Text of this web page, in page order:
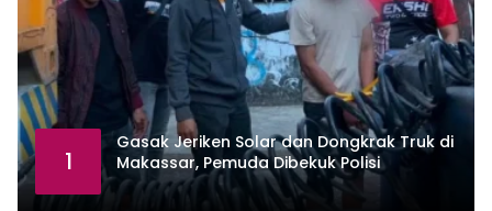
1
Gasak Jeriken Solar dan Dongkrak Truk di
Makassar, Pemuda Dibekuk Polisi